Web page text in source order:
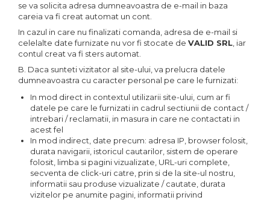
se va solicita adresa dumneavoastra de e-mail in baza
careia va fi creat automat un cont.
In cazul in care nu finalizati comanda, adresa de e-mail si
celelalte date furnizate nu vor fi stocate de VALID SRL , iar
contul creat va fi sters automat.
B. Daca sunteti vizitator al site-ului, va prelucra datele
dumneavoastra cu caracter personal pe care le furnizati:
In mod direct in contextul utilizarii site-ului, cum ar fi
datele pe care le furnizati in cadrul sectiunii de contact /
intrebari / reclamatii, in masura in care ne contactati in
acest fel
In mod indirect, date precum: adresa IP, browser folosit,
durata navigarii, istoricul cautarilor, sistem de operare
folosit, limba si pagini vizualizate, URL-uri complete,
secventa de click-uri catre, prin si de la site-ul nostru,
informatii sau produse vizualizate / cautate, durata
vizitelor pe anumite pagini, informatii privind